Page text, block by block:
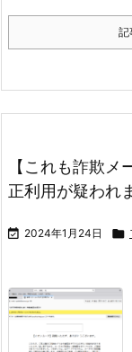
記
【これも詐欺
正利用が疑われ
 2024年1月24日 